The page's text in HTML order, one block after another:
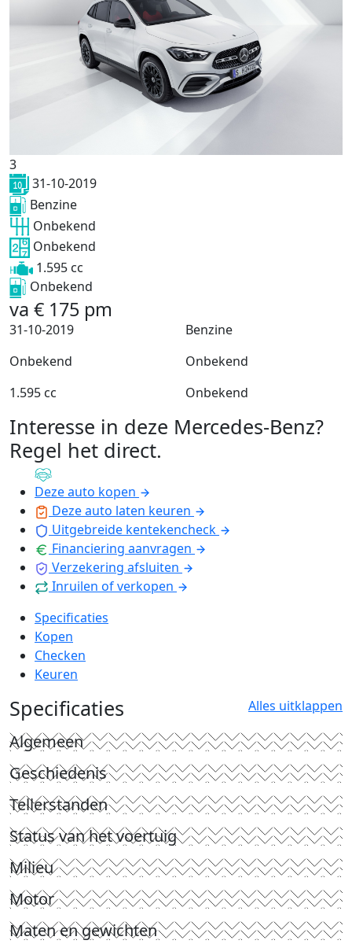
3
31-10-2019
Benzine
Onbekend
Onbekend
1.595 cc
Onbekend
va € 175 pm
31-10-2019
Benzine
Onbekend
Onbekend
1.595 cc
Onbekend
Interesse in deze Mercedes-Benz?
Regel het direct.
Deze auto kopen
Deze auto laten keuren
Uitgebreide kentekencheck
Financiering aanvragen
Verzekering afsluiten
Inruilen of verkopen
Specificaties
Kopen
Checken
Keuren
Specificaties Alles uitklappen
Algemeen
Geschiedenis
Tellerstanden
Status van het voertuig
Milieu
Motor
Maten en gewichten